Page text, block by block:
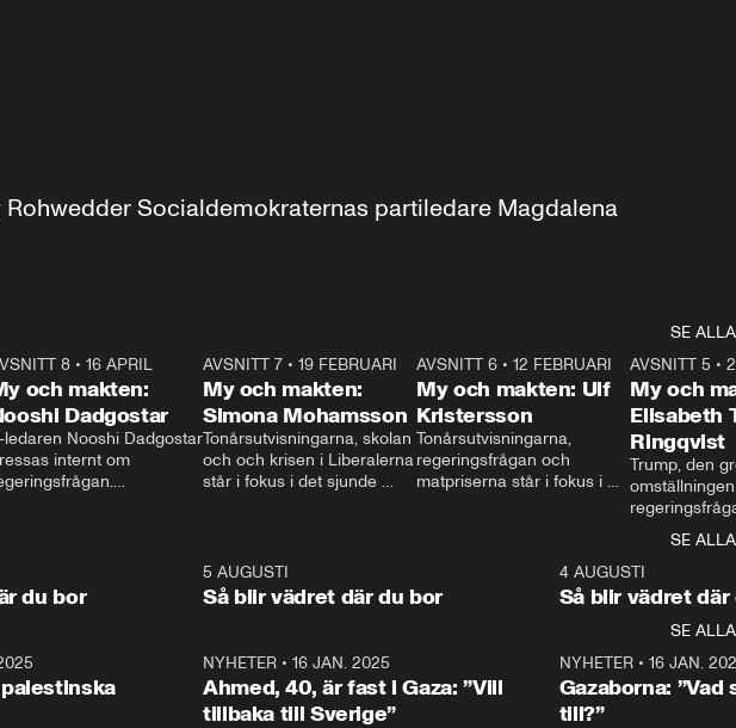
Socialdemokraternas partiledare Magdalena
SE ALLA
8• 16 APRIL
och makten:
Dadgostar
ledaren Nooshi Dadgostar
internt om
ställer upp i val. Ska vi
med så sitter vi förstås
24:30
AVSNITT 7• 19 FEBRUARI
My och makten:
Simona Mohamsson
Tonårsutvisningarna, skolan
och och krisen i Liberalerna
står i fokus i det sjunde
kommentator My
Rohwedder ställer
utbildnings- och
Mohamsson till svars.
27:30
AVSNITT 6 •12 FEBRUARI
My och makten: Ulf
Kristersson
Tonårsutvisningarna,
regeringsfrågan och
matpriserna står i fokus i
Rohwedder ställer
statsminister Ulf Kristersson
AVSNITT 5 •
My och
Elisabeth
Ringqvist
Trump, den
centrum i
avsnittet av
Makten”. Se
Aftonbladets
Rohwedder
Thand Ring
SE ALLA
du bor
5 AUGUSTI
Så blir vädret där du bor
4 AUGUSTI
Så blir vädret där
SE ALLA
NYHETER• 16 JAN. 2025
Ahmed, 40, är fast i Gaza: ”Vill
tillbaka till Sverige”
NYHETER• 16 JAN.
Gazaborna:
till?”